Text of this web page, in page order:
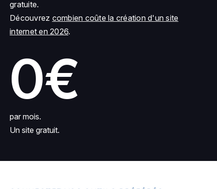
gratuite.
Découvrez combien coûte la création d'un site
internet en 2026.
0€
par mois.
Un site gratuit.